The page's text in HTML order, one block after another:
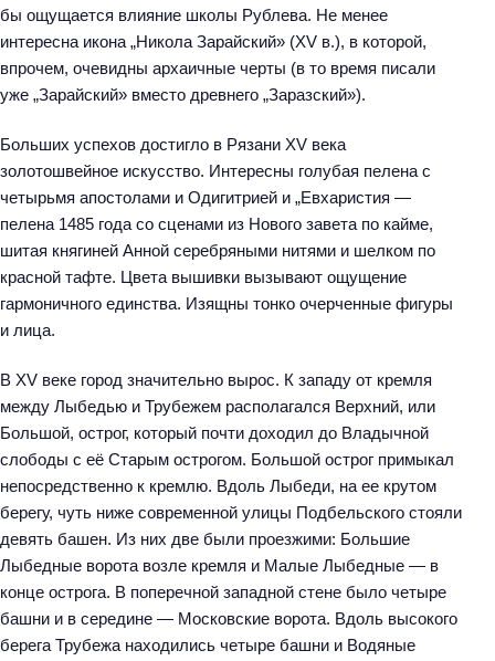
бы ощущается влияние школы Рублева. Не менее
интересна икона „Никола Зарайский» (XV в.), в которой,
впрочем, очевидны архаичные черты (в то время писали
уже „Зарайский» вместо древнего „Заразский»).
Больших успехов достигло в Рязани XV века
золотошвейное искусство. Интересны голубая пелена с
четырьмя апостолами и Одигитрией и „Евхаристия —
пелена 1485 года со сценами из Нового завета по кайме,
шитая княгиней Анной серебряными нитями и шелком по
красной тафте. Цвета вышивки вызывают ощущение
гармоничного единства. Изящны тонко очерченные фигуры
и лица.
В XV веке город значительно вырос. К западу от кремля
между Лыбедью и Трубежем располагался Верхний, или
Большой, острог, который почти доходил до Владычной
слободы с её Старым острогом. Большой острог примыкал
непосредственно к кремлю. Вдоль Лыбеди, на ее крутом
берегу, чуть ниже современной улицы Подбельского стояли
девять башен. Из них две были проезжими: Большие
Лыбедные ворота возле кремля и Малые Лыбедные — в
конце острога. В поперечной западной стене было четыре
башни и в середине — Московские ворота. Вдоль высокого
берега Трубежа находились четыре башни и Водяные